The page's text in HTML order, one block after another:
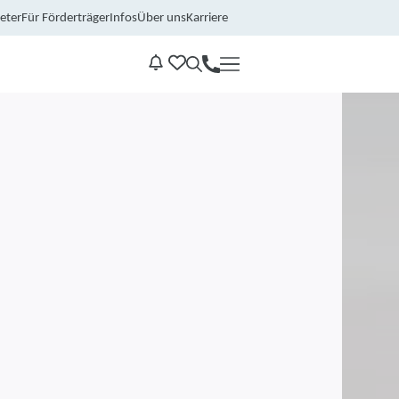
Für FörderträgerInfosÜber unsKarriere
Kontakt